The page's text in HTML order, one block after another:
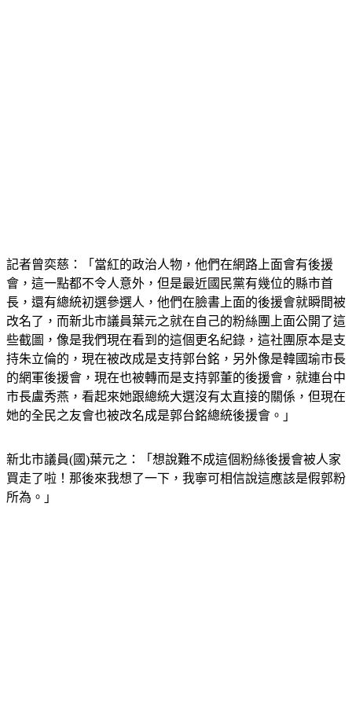
記者曾奕慈：「當紅的政治人物，他們在網路上面會有後援
會，這一點都不令人意外，但是最近國民黨有幾位的縣市首
長，還有總統初選參選人，他們在臉書上面的後援會就瞬間被
改名了，而新北市議員葉元之就在自己的粉絲團上面公開了這
些截圖，像是我們現在看到的這個更名紀錄，這社團原本是支
持朱立倫的，現在被改成是支持郭台銘，另外像是韓國瑜市長
的網軍後援會，現在也被轉而是支持郭董的後援會，就連台中
市長盧秀燕，看起來她跟總統大選沒有太直接的關係，但現在
她的全民之友會也被改名成是郭台銘總統後援會。」
新北市議員(國)葉元之：「想說難不成這個粉絲後援會被人家
買走了啦！那後來我想了一下，我寧可相信說這應該是假郭粉
所為。」